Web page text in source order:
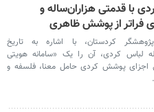
با قدمتی هزاران‌ساله و
فراتر از پوشش ظاهری
کردستان، با اشاره به تاریخ
لباس کردی، آن را یک «سامانه هویتی
اجزای پوشش کردی حامل معنا، فلسفه و